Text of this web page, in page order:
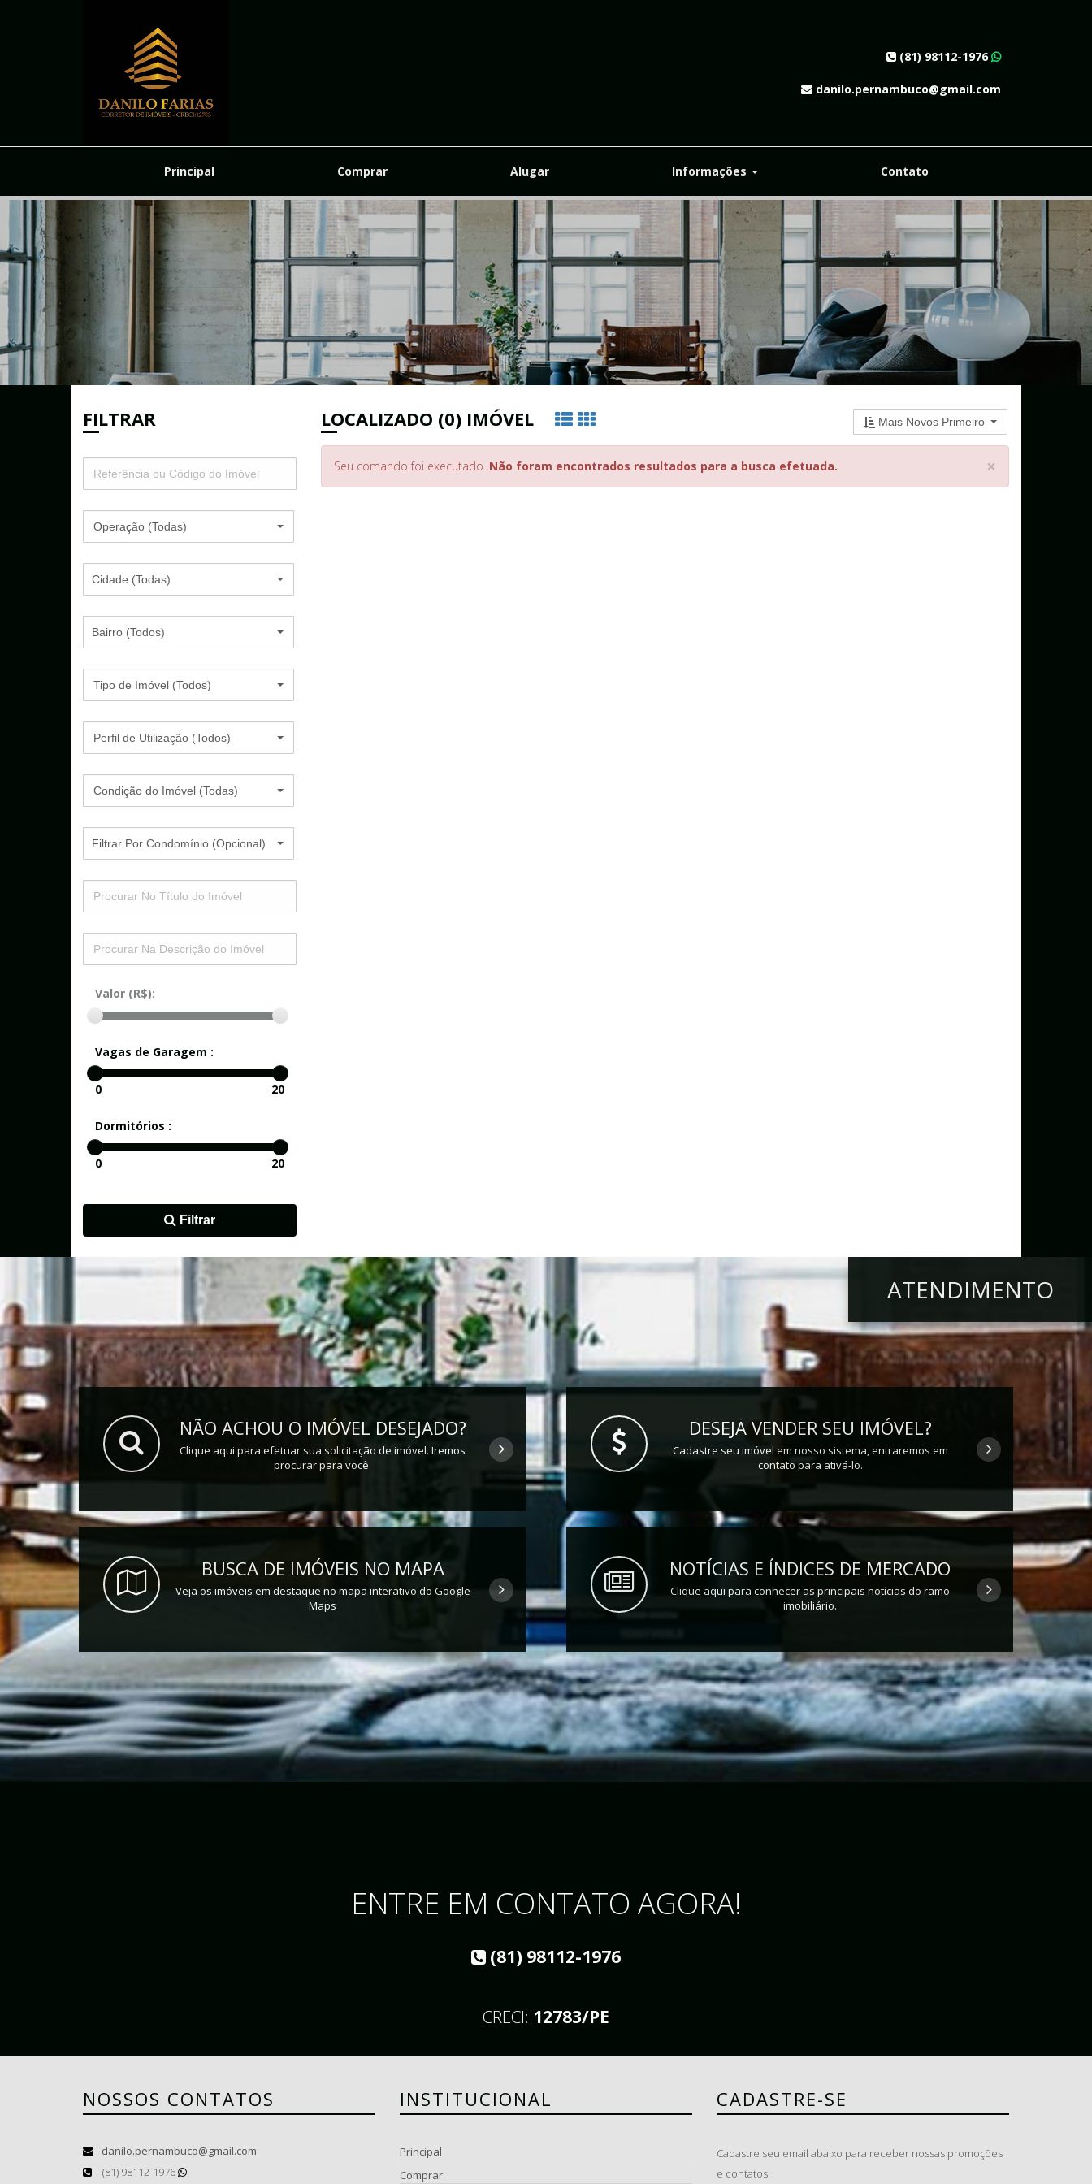
(81) 98112-1976
danilo.pernambuco@gmail.com
Principal Comprar Alugar Informações Contato
FILTRAR
Operação (Todas)
Cidade (Todas)
Bairro (Todos)
Tipo de Imóvel (Todos)
Perfil de Utilização (Todos)
Condição do Imóvel (Todas)
Filtrar Por Condomínio (Opcional)
Valor (R$):
Vagas de Garagem :
0 20
Dormitórios :
0 20
Filtrar
LOCALIZADO (0) IMÓVEL Mais Novos Primeiro
×
Seu comando foi executado. Não foram encontrados resultados para a busca efetuada.
ATENDIMENTO
NÃO ACHOU O IMÓVEL DESEJADO?
Clique aqui para efetuar sua solicitação de imóvel. Iremos
procurar para você.
DESEJA VENDER SEU IMÓVEL?
Cadastre seu imóvel em nosso sistema, entraremos em
contato para ativá-lo.
BUSCA DE IMÓVEIS NO MAPA
Veja os imóveis em destaque no mapa interativo do Google
Maps
NOTÍCIAS E ÍNDICES DE MERCADO
Clique aqui para conhecer as principais notícias do ramo
imobiliário.
ENTRE EM CONTATO AGORA!
(81) 98112-1976
CRECI: 12783/PE
NOSSOS CONTATOS
danilo.pernambuco@gmail.com
(81) 98112-1976
INSTITUCIONAL
Principal
Comprar
CADASTRE-SE
Cadastre seu email abaixo para receber nossas promoções
e contatos.
Nome Completo:
Seu E-mail:
Telefone ou WhatsApp:
Digite o código de confirmação: